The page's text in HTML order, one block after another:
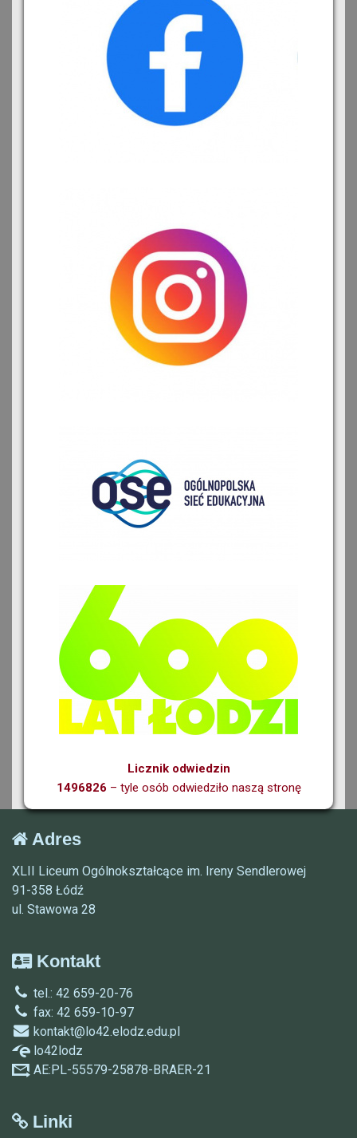
Licznik odwiedzin
1496826 – tyle osób odwiedziło naszą stronę
Adres
XLII Liceum Ogólnokształcące im. Ireny Sendlerowej
91-358 Łódź
ul. Stawowa 28
Kontakt
tel.: 42 659-20-76
fax: 42 659-10-97
kontakt@lo42.elodz.edu.pl
lo42lodz
AE:PL-55579-25878-BRAER-21
Linki